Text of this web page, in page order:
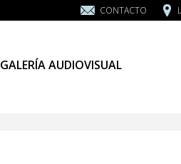
CONTACTO
GALERÍA AUDIOVISUAL